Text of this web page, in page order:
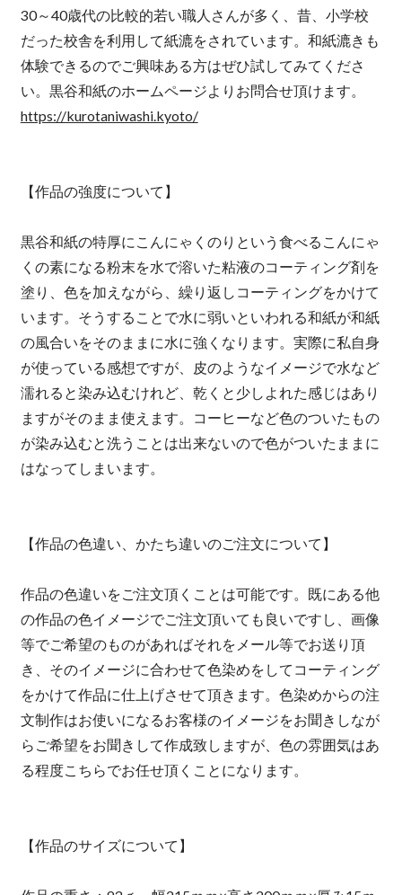
30～40歳代の比較的若い職人さんが多く、昔、小学校
だった校舎を利用して紙漉をされています。和紙漉きも
体験できるのでご興味ある方はぜひ試してみてくださ
い。黒谷和紙のホームページよりお問合せ頂けます。
https://kurotaniwashi.kyoto/
【作品の強度について】
黒谷和紙の特厚にこんにゃくのりという食べるこんにゃ
くの素になる粉末を水で溶いた粘液のコーティング剤を
塗り、色を加えながら、繰り返しコーティングをかけて
います。そうすることで水に弱いといわれる和紙が和紙
の風合いをそのままに水に強くなります。実際に私自身
が使っている感想ですが、皮のようなイメージで水など
濡れると染み込むけれど、乾くと少しよれた感じはあり
ますがそのまま使えます。コーヒーなど色のついたもの
が染み込むと洗うことは出来ないので色がついたままに
はなってしまいます。
【作品の色違い、かたち違いのご注文について】
作品の色違いをご注文頂くことは可能です。既にある他
の作品の色イメージでご注文頂いても良いですし、画像
等でご希望のものがあればそれをメール等でお送り頂
き、そのイメージに合わせて色染めをしてコーティング
をかけて作品に仕上げさせて頂きます。色染めからの注
文制作はお使いになるお客様のイメージをお聞きしなが
らご希望をお聞きして作成致しますが、色の雰囲気はあ
る程度こちらでお任せ頂くことになります。
【作品のサイズについて】